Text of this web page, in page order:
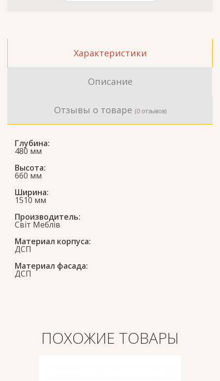
Характеристики
Описание
Отзывы о товаре (0 отзывов)
Глубина:
480 мм
Высота:
660 мм
Ширина:
1510 мм
Производитель:
Світ Меблів
Материал корпуса:
ДСП
Материал фасада:
ДСП
ПОХОЖИЕ ТОВАРЫ